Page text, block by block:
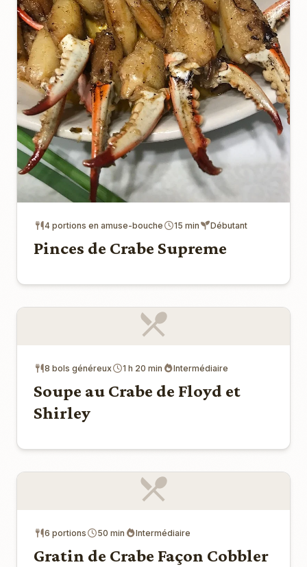
4 portions en amuse-bouche 15 min Débutant
Pinces de Crabe Supreme
8 bols généreux 1 h 20 min Intermédiaire
Soupe au Crabe de Floyd et
Shirley
6 portions 50 min Intermédiaire
Gratin de Crabe Façon Cobbler